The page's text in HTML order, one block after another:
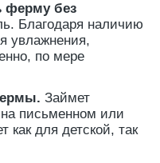
ферму без
Благодаря наличию
увлажнения,
по мере
Займет
письменном или
как для детской, так